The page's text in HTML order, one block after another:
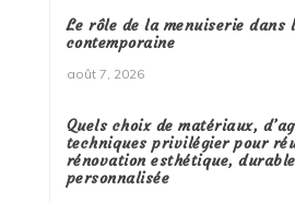
Le rôle de la menuiserie dans
contemporaine
août 7, 2026
Quels choix de matériaux,
techniques privilégier pour
rénovation esthétique,
personnalisée